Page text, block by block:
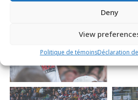
Deny
View
Politique de témoinsDéclaration